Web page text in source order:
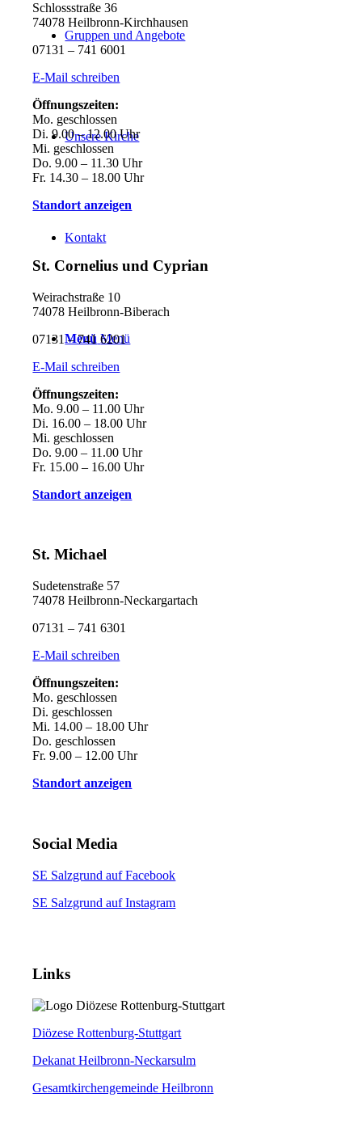
Gruppen und Angebote
Unsere Kirche
Kontakt
Menü Menü
Schlossstraße 36
74078 Heilbronn-Kirchhausen
07131 – 741 6001
E-Mail schreiben
Öffnungszeiten:
Mo. geschlossen
Di. 9.00 – 12.00 Uhr
Mi. geschlossen
Do. 9.00 – 11.30 Uhr
Fr. 14.30 – 18.00 Uhr
Standort anzeigen
St. Cornelius und Cyprian
Weirachstraße 10
74078 Heilbronn-Biberach
07131 – 741 6201
E-Mail schreiben
Öffnungszeiten:
Mo. 9.00 – 11.00 Uhr
Di. 16.00 – 18.00 Uhr
Mi. geschlossen
Do. 9.00 – 11.00 Uhr
Fr. 15.00 – 16.00 Uhr
Standort anzeigen
St. Michael
Sudetenstraße 57
74078 Heilbronn-Neckargartach
07131 – 741 6301
E-Mail schreiben
Öffnungszeiten:
Mo. geschlossen
Di. geschlossen
Mi. 14.00 – 18.00 Uhr
Do. geschlossen
Fr. 9.00 – 12.00 Uhr
Standort anzeigen
Social Media
SE Salzgrund auf Facebook
SE Salzgrund auf Instagram
Links
Diözese Rottenburg-Stuttgart
Dekanat Heilbronn-Neckarsulm
Gesamtkirchengemeinde Heilbronn